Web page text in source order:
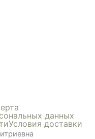
данных
Условия доставки